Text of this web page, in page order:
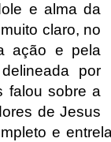
e alma da
claro, no
ação e pela
por
falou sobre a
de Jesus
e